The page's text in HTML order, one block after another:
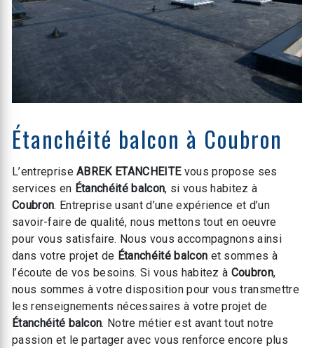
Étanchéité balcon à Coubron
L’entrepriseABREK ETANCHEITEvous propose ses
services en Étanchéité balcon, si vous habitez à
Coubron. Entreprise usant d’une expérience et d’un
savoir-faire de qualité, nous mettons tout en oeuvre
pour vous satisfaire. Nous vous accompagnons ainsi
dans votre projet de Étanchéité balcon et sommes à
l’écoute de vos besoins. Si vous habitez à Coubron,
nous sommes à votre disposition pour vous transmettre
les renseignements nécessaires à votre projet de
Étanchéité balcon. Notre métier est avant tout notre
passion et le partager avec vous renforce encore plus